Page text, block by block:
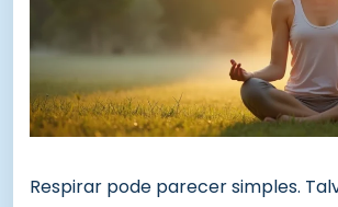
Respirar pode parecer simples.